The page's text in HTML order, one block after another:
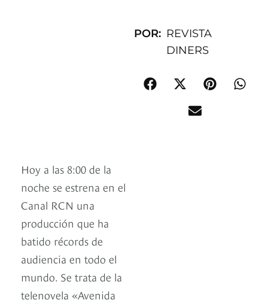
POR: REVISTA
DINERS
Hoy a las 8:00 de la
noche se estrena en el
Canal RCN una
producción que ha
batido récords de
audiencia en todo el
mundo. Se trata de la
telenovela «Avenida